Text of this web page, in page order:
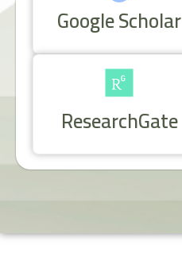
Google Scholar
ResearchGate